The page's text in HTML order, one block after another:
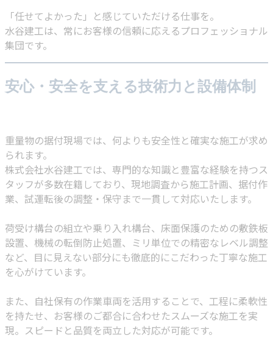
「任せてよかった」と感じていただける仕事を。
水谷建工は、常にお客様の信頼に応えるプロフェッショナル
集団です。
安心・安全を支える技術力と設備体制
重量物の据付現場では、何よりも安全性と確実な施工が求め
られます。
株式会社水谷建工では、専門的な知識と豊富な経験を持つス
タッフが多数在籍しており、現地調査から施工計画、据付作
業、試運転後の調整・保守まで一貫して対応いたします。
荷受け構台の組立や乗り入れ構台、床面保護のための敷鉄板
設置、機械の転倒防止処置、ミリ単位での精密なレベル調整
など、目に見えない部分にも徹底的にこだわった丁寧な施工
を心がけています。
また、自社保有の作業車両を活用することで、工程に柔軟性
を持たせ、お客様のご都合に合わせたスムーズな施工を実
現。スピードと品質を両立した対応が可能です。